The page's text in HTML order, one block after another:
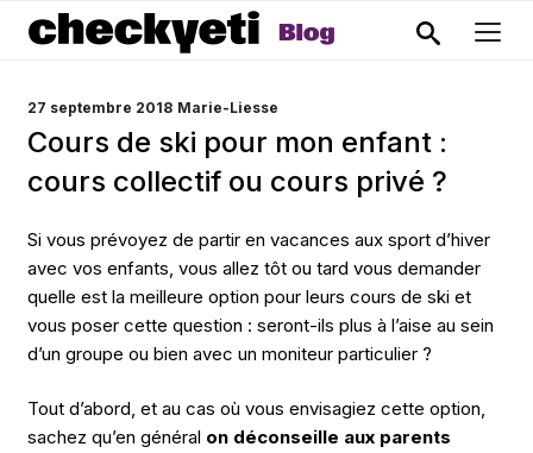
PUBLIÉ
27 septembre 2018 Marie-Liesse
Cours de ski pour mon enfant :
cours collectif ou cours privé ?
Si vous prévoyez de partir en vacances aux sport d’hiver
avec vos enfants, vous allez tôt ou tard vous demander
quelle est la meilleure option pour leurs cours de ski et
vous poser cette question : seront-ils plus à l’aise au sein
d’un groupe ou bien avec un moniteur particulier ?
Tout d’abord, et au cas où vous envisagiez cette option,
sachez qu’en général on déconseille aux parents